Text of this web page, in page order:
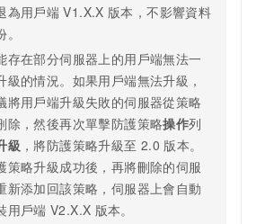
為用戶端 V1.X.X 版本，不影響資料
存在部分伺服器上的用戶端無法一
級的情況。如果用戶端無法升級，
將用戶端升級失敗的伺服器從策略
除，然後再次單擊防護策略操作列
級 ，將防護策略升級至 2.0 版本。
策略升級成功後，再將刪除的伺服
新添加回該策略，伺服器上會自動
用戶端 V2.X.X 版本。